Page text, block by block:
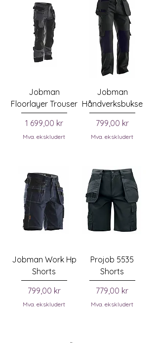
Jobman
Floorlayer Trouser
Pris
1 699,00 kr
Mva. ekskludert
Jobman
Håndverksbukse
Pris
799,00 kr
Mva. ekskludert
Jobman Work Hp
Shorts
Pris
799,00 kr
Mva. ekskludert
Projob 5535
Shorts
Pris
779,00 kr
Mva. ekskludert